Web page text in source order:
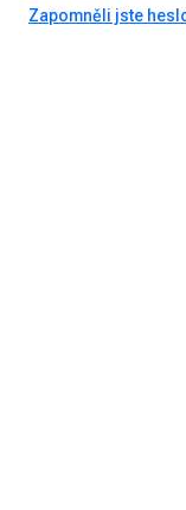
Zapomněli jste